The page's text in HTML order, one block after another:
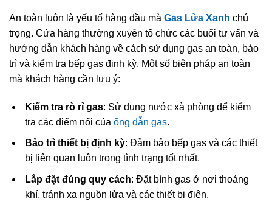
An toàn luôn là yếu tố hàng đầu mà Gas Lửa Xanh chú
trọng. Cửa hàng thường xuyên tổ chức các buổi tư vấn và
hướng dẫn khách hàng về cách sử dụng gas an toàn, bảo
trì và kiểm tra bếp gas định kỳ. Một số biện pháp an toàn
mà khách hàng cần lưu ý:
Kiểm tra rò rỉ gas: Sử dụng nước xà phòng để kiểm
tra các điểm nối của ống dẫn gas.
Bảo trì thiết bị định kỳ: Đảm bảo bếp gas và các thiết
bị liên quan luôn trong tình trạng tốt nhất.
Lắp đặt đúng quy cách: Đặt bình gas ở nơi thoáng
khí, tránh xa nguồn lửa và các thiết bị điện.